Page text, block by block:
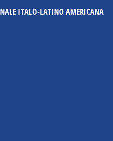
ITALO-LATINO AMERICANA